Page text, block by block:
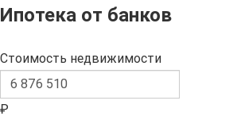
Ипотека от банков
Стоимость недвижимости
₽